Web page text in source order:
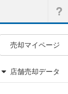
売却マイページ
店舗売却データ